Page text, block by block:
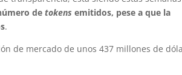
detokens emitidos, pese a que la
.
de mercado de unos 437 millones de